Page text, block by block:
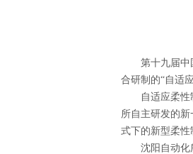
第十九届中国
合研制的“自适
自适应柔性制
所自主研发的
式下的新型柔性
沈阳自动化所